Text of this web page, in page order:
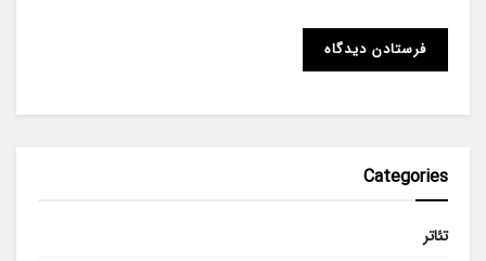
Categories
تئاتر